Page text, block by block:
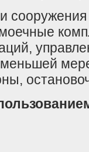
сооружения